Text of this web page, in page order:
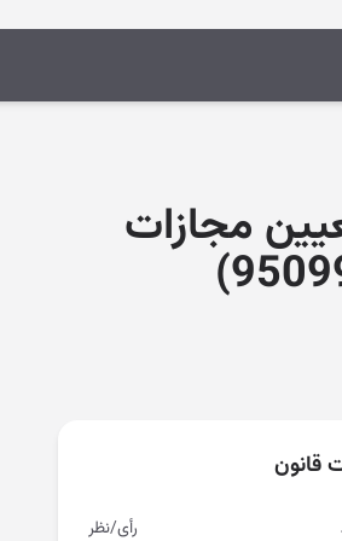
مجازات
قانون
رأی/نظر